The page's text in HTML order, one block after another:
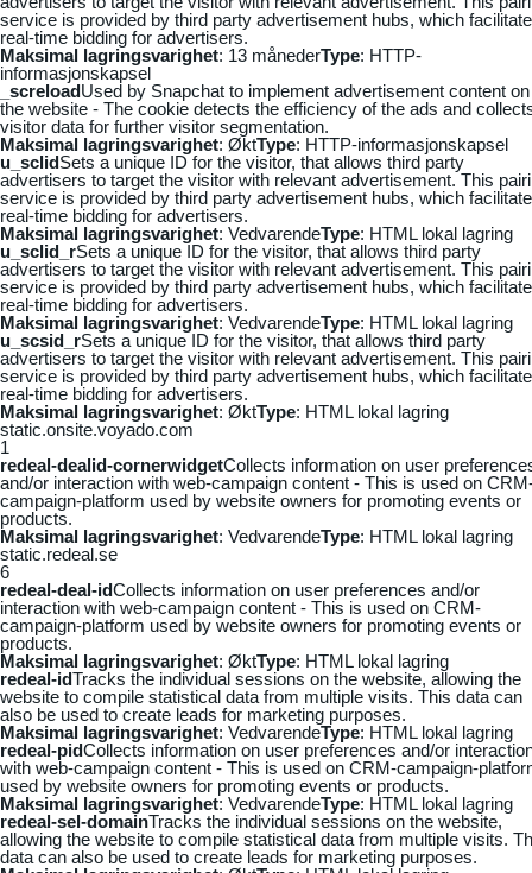
service is provided by third party advertisement hubs, which
real-time bidding for advertisers.
Maksimal lagringsvarighet: 13 månederType: HTTP-
informasjonskapsel
_screloadUsed by Snapchat to implement advertisement content on
the website - The cookie detects the efficiency of the ads and
visitor data for further visitor segmentation.
Maksimal lagringsvarighet: ØktType: HTTP-informasjonskapsel
u_sclidSets a unique ID for the visitor, that allows third party
advertisers to target the visitor with relevant advertisement. This
service is provided by third party advertisement hubs, which
real-time bidding for advertisers.
Maksimal lagringsvarighet: VedvarendeType: HTML lokal lagring
u_sclid_rSets a unique ID for the visitor, that allows third party
advertisers to target the visitor with relevant advertisement. This
service is provided by third party advertisement hubs, which
real-time bidding for advertisers.
Maksimal lagringsvarighet: VedvarendeType: HTML lokal lagring
u_scsid_rSets a unique ID for the visitor, that allows third party
advertisers to target the visitor with relevant advertisement. This
service is provided by third party advertisement hubs, which
real-time bidding for advertisers.
Maksimal lagringsvarighet: ØktType: HTML lokal lagring
static.onsite.voyado.com
1
redeal-dealid-cornerwidgetCollects information on user
and/or interaction with web-campaign content - This is used on
campaign-platform used by website owners for promoting events or
products.
Maksimal lagringsvarighet: VedvarendeType: HTML lokal lagring
static.redeal.se
6
redeal-deal-idCollects information on user preferences and/or
interaction with web-campaign content - This is used on CRM-
campaign-platform used by website owners for promoting events or
products.
Maksimal lagringsvarighet: ØktType: HTML lokal lagring
redeal-idTracks the individual sessions on the website, allowing the
website to compile statistical data from multiple visits. This data can
also be used to create leads for marketing purposes.
Maksimal lagringsvarighet: VedvarendeType: HTML lokal lagring
redeal-pidCollects information on user preferences and/or
with web-campaign content - This is used on CRM-campaign-
used by website owners for promoting events or products.
Maksimal lagringsvarighet: VedvarendeType: HTML lokal lagring
redeal-sel-domainTracks the individual sessions on the website,
allowing the website to compile statistical data from multiple visits.
data can also be used to create leads for marketing purposes.